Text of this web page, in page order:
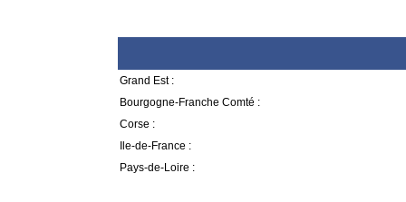
Grand Est :
Bourgogne-Franche Comté :
Corse :
Ile-de-France :
Pays-de-Loire :